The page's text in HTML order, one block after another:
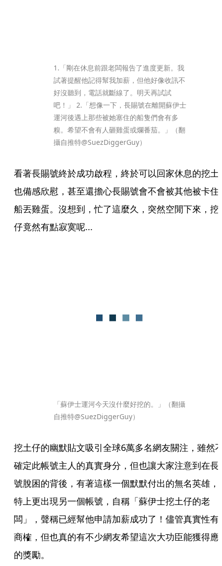
1.「剛在休息前跟老闆報告了進度更新。我
試著提醒他記得幫我加薪，但他好像收訊不
好沒聽到，電話就斷線了。明天再試試
吧！」 2.「想像一下，長賜號在離開蘇伊士
運河後遇上那些被她塞住的船隻們會有多
糗。希望不會有人砸雞蛋或爛番茄。」（翻
攝自推特@SuezDiggerGuy）
看著長賜號終於成功啟程，終於可以回家休息的挖土
也備感欣慰，甚至還擔心長賜號會不會被其他被卡住
船丟雞蛋。沒想到，忙了這麼久，突然空閒下來，挖
仔竟然有點寂寞呢...
「蘇伊士運河今天沒什麼好挖的。」（翻攝
自推特@SuezDiggerGuy）
挖土仔的幽默貼文吸引全球6萬多名網友關注，雖然
確定此帳號主人的真實身分，但也讓大家注意到在長
號脫困的背後，有著這樣一個默默付出的無名英雄，
特上更出現另一個帳號，自稱「蘇伊士挖土仔的老
闆」，聲稱已經幫他申請加薪成功了！儘管真實性有
商榷，但也真的有不少網友希望這次大功臣能獲得應
的獎勵。